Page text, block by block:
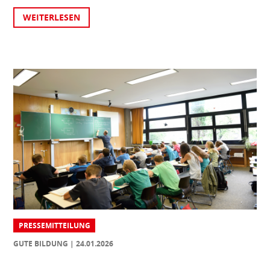
WEITERLESEN
PRESSEMITTEILUNG
GUTE BILDUNG
24.01.2026